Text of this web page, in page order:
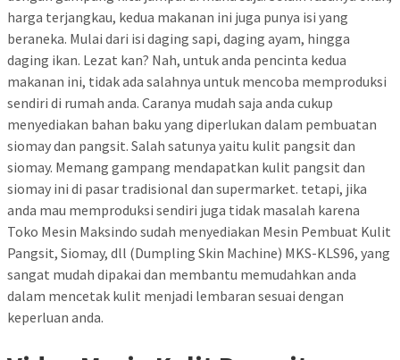
harga terjangkau, kedua makanan ini juga punya isi yang
beraneka. Mulai dari isi daging sapi, daging ayam, hingga
daging ikan. Lezat kan? Nah, untuk anda pencinta kedua
makanan ini, tidak ada salahnya untuk mencoba memproduksi
sendiri di rumah anda. Caranya mudah saja anda cukup
menyediakan bahan baku yang diperlukan dalam pembuatan
siomay dan pangsit. Salah satunya yaitu kulit pangsit dan
siomay. Memang gampang mendapatkan kulit pangsit dan
siomay ini di pasar tradisional dan supermarket. tetapi, jika
anda mau memproduksi sendiri juga tidak masalah karena
Toko Mesin Maksindo sudah menyediakan Mesin Pembuat Kulit
Pangsit, Siomay, dll (Dumpling Skin Machine) MKS-KLS96, yang
sangat mudah dipakai dan membantu memudahkan anda
dalam mencetak kulit menjadi lembaran sesuai dengan
keperluan anda.